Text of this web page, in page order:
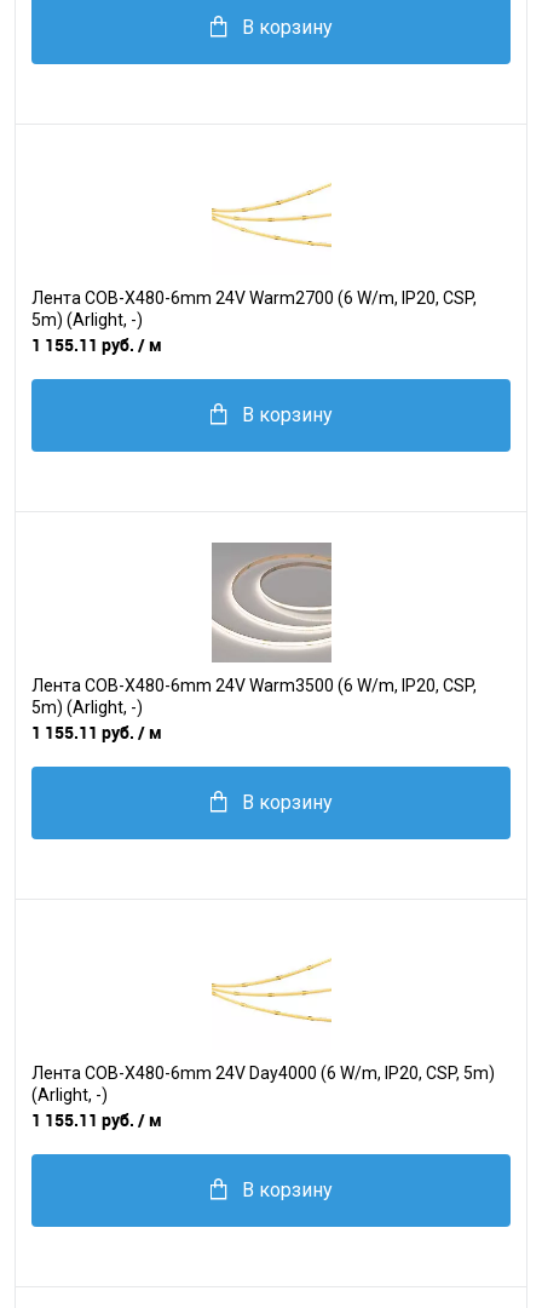
В корзину
Лента COB-X480-6mm 24V Warm2700 (6 W/m, IP20, CSP,
5m) (Arlight, -)
1 155.11 руб. / м
В корзину
Лента COB-X480-6mm 24V Warm3500 (6 W/m, IP20, CSP,
5m) (Arlight, -)
1 155.11 руб. / м
В корзину
Лента COB-X480-6mm 24V Day4000 (6 W/m, IP20, CSP, 5m)
(Arlight, -)
1 155.11 руб. / м
В корзину